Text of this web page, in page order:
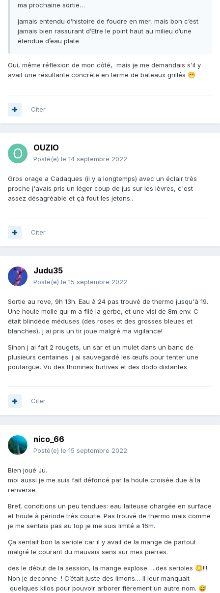
ma prochaine sortie…
jamais entendu d’histoire de foudre en mer, mais bon c’est
jamais bien rassurant d’Etre le point haut au milieu d’une
étendue d’eau plate
Oui, même réflexion de mon côté, mais je me demandais s'il y
avait une résultante concrète en terme de bateaux grillés 😁
Citer
OUZIO
Posté(e) le 14 septembre 2022
Gros orage a Cadaques (il y a longtemps) avec un éclair très
proche j'avais pris un léger coup de jus sur les lèvres, c'est
assez désagréable et çà fout les jetons..
Citer
Judu35
Posté(e) le 15 septembre 2022
Sortie au rove, 9h 13h. Eau à 24 pas trouvé de thermo jusqu'à 19.
Une houle molle qui m a filé la gerbe, et une visi de 8m env. C
était blindéde méduses (des roses et des grosses bleues et
blanches), j ai pris un tir joue malgré ma vigilance!
Sinon j ai fait 2 rougets, un sar et un mulet dans un banc de
plusieurs centaines. j ai sauvegardé les œufs pour tenter une
poutargue. Vu des thonines furtives et des dodo distantes
Citer
nico_66
Posté(e) le 15 septembre 2022
Bien joué Ju.
moi aussi je me suis fait défoncé par la houle croisée due à la
renverse.
Bref, conditions un peu tendues: eau laiteuse chargée en surface
et houle à période très courte. Pas trouvé de thermo mais comme
je me sentais pas au top je me suis limité a 16m.
Ça sentait bon la seriole car il y avait de la mange de partout
malgré le courant du mauvais sens sur mes pierres.
des le début de la session, la mange explose…..des serioles 😳!!!
Non je deconne ! C’était juste des limons… Il leur manquait
quelques kilos pour pouvoir arborer fièrement un autre nom. 😅